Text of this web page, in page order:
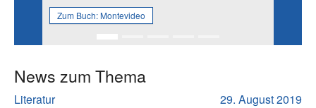
Zum Buch:Montevideo
News zum Thema
29. August 2019
Literatur